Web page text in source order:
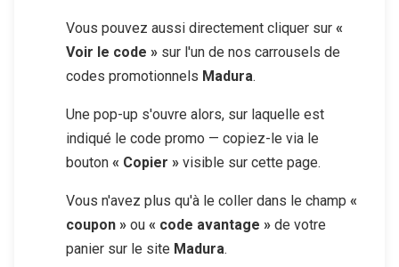
Vous pouvez aussi directement cliquer sur «
Voir le code » sur l'un de nos carrousels de
codes promotionnels Madura.
Une pop-up s'ouvre alors, sur laquelle est
indiqué le code promo — copiez-le via le
bouton « Copier » visible sur cette page.
Vous n'avez plus qu'à le coller dans le champ «
coupon » ou « code avantage » de votre
panier sur le site Madura.